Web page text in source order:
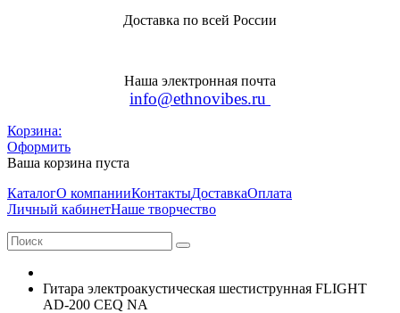
Доставка по всей России
Наша электронная почта
info@ethnovibes.ru
Корзина:
Оформить
Ваша корзина пуста
КаталогО компанииКонтактыДоставкаОплата
Личный кабинетНаше творчество
Гитара электроакустическая шестиструнная FLIGHT
AD-200 CEQ NA